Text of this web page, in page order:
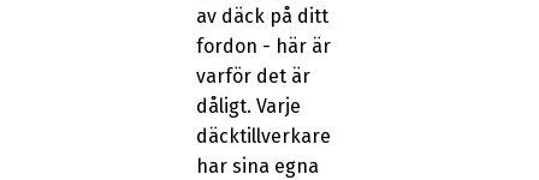
av däck på ditt
fordon - här är
varför det är
dåligt. Varje
däcktillverkare
har sina egna